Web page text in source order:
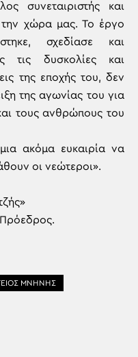
συνεταιριστής και
την χώρα μας. Το έργο
σχεδίασε και
τις δυσκολίες και
της εποχής του, δεν
της αγωνίας του για
τους ανθρώπους του
ακόμα ευκαιρία να
οι νεώτεροι».
ΜΝΗΝΗΣ